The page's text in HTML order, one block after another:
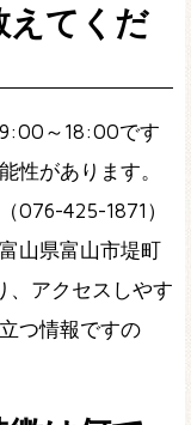
えてくだ
～18:00です
性があります。
076-425-1871）
山県富山市堤町
、アクセスしやす
つ情報ですの